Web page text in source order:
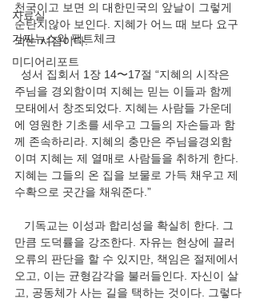
자료실
가짜뉴스와 팩트체크
미디어리포트
천국이고 보면 의 대한민국의 앞날이 그렇게
순탄치않아 보인다. 지혜가 어느 때 보다 요구
되는 시점이다.
성서 집회서 1장 14〜17절 “지혜의 시작은
주님을 경외함이며 지혜는 믿는 이들과 함께
모태에서 창조되었다. 지혜는 사람들 가운데
에 영원한 기초를 세우고 그들의 자손들과 함
께 존속하리라. 지혜의 충만은 주님을경외함
이며 지혜는 제 열매로 사람들을 취하게 한다.
지혜는 그들의 온 집을 보물로 가득 채우고 제
수확으로 곳간을 채워준다.”
기독교는 이성과 합리성을 확실히 한다. 그
만큼 도덕률을 강조한다. 자유는 현상에 끌러
오류의 판단을 할 수 있지만, 책임은 절제에서
오고, 이는 균형감각을 불러들인다. 자신이 살
고, 공동체가 사는 길을 택하는 것이다. 그렇다